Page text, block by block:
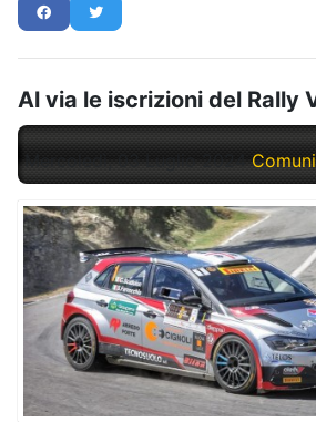
Al via le iscrizioni del Rally
Mercoledì, 03 Luglio 2024